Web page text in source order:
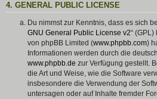
4. GENERAL PUBLIC LICENSE
Du nimmst zur Kenntnis, dass es sich
GNU General Public License v2“
von phpBB Limited (www.phpbb.com)
Informationen werden durch die
www.phpbb.de zur Verfügung gestellt.
die Art und Weise, wie die Software
insbesondere die Verwendung der
untersagen oder auf Inhalte fremder